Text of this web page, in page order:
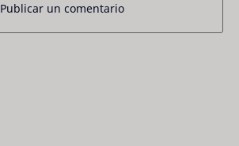
Publicar un comentario